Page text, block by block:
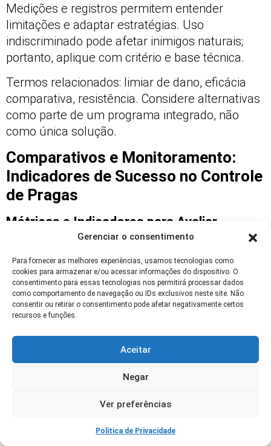
Gerenciar o consentimento
Para fornecer as melhores experiências, usamos tecnologias como
cookies para armazenar e/ou acessar informações do dispositivo. O
consentimento para essas tecnologias nos permitirá processar dados
como comportamento de navegação ou IDs exclusivos neste site. Não
consentir ou retirar o consentimento pode afetar negativamente certos
recursos e funções.
Aceitar
Negar
Ver preferências
Política de Privacidade
Medições e registros permitem entender
limitações e adaptar estratégias. Uso
indiscriminado pode afetar inimigos naturais;
portanto, aplique com critério e base técnica.
Termos relacionados: limiar de dano, eficácia
comparativa, resistência. Considere alternativas
como parte de um programa integrado, não
como única solução.
Comparativos e Monitoramento:
Indicadores de Sucesso no Controle
de Pragas
Métricas e Indicadores para Avaliar
Controle de Pragas
Use indicadores como redução percentual de
danos, captura em armadilhas e rendimento por
área para avaliar eficácia. Monitoramento
contínuo gera dados para decisões e ajustes no
Registre datas, condições climáticas e práticas
aplicadas. Esses dados permitem correlacionar
ações com resultados e otimizar esforços ao
Termos correlatos: indicadores de desempenho,